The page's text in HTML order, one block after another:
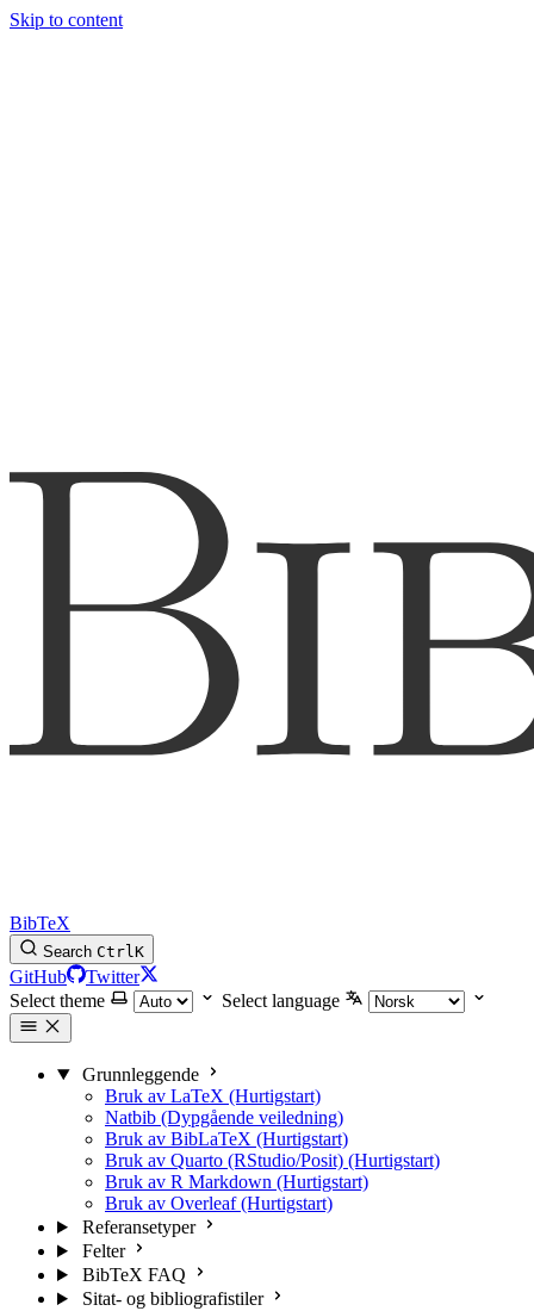
Skip to content
BibTeX
Search CtrlK
GitHub
Twitter
Select theme
Select language
Grunnleggende
Bruk av LaTeX (Hurtigstart)
Natbib (Dypgående veiledning)
Bruk av BibLaTeX (Hurtigstart)
Bruk av Quarto (RStudio/Posit) (Hurtigstart)
Bruk av R Markdown (Hurtigstart)
Bruk av Overleaf (Hurtigstart)
Referansetyper
Felter
BibTeX FAQ
Sitat- og bibliografistiler